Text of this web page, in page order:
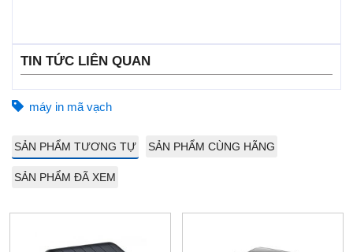
TIN TỨC LIÊN QUAN
máy in mã vạch
SẢN PHẨM TƯƠNG TỰ SẢN PHẨM CÙNG HÃNG
SẢN PHẨM ĐÃ XEM